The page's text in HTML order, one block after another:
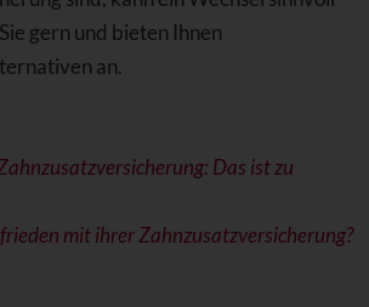
gern und bieten Ihnen
an.
Das ist zu
mit ihrer Zahnzusatzversicherung?